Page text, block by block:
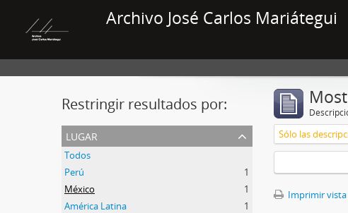
Archivo José Carlos Mariátegui
Restringir resultados por:
lugar
Todos
Perú
1
México
1
América Latina
1
Sólo las
Imprimir